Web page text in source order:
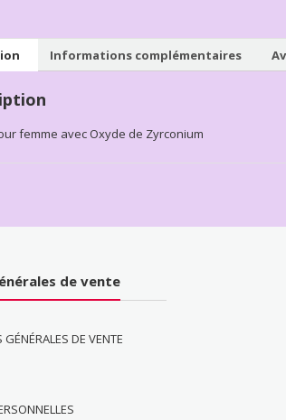
Informations complémentaires
femme avec Oxyde de Zyrconium
de vente
DE VENTE